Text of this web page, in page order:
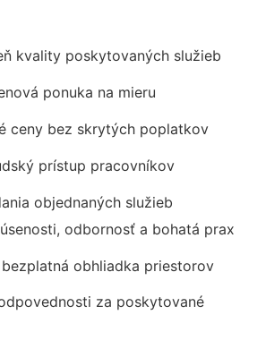
kvality poskytovaných služieb
ponuka na mieru
ceny bez skrytých poplatkov
prístup pracovníkov
objednaných služieb
odbornosť a bohatá prax
obhliadka priestorov
za poskytované